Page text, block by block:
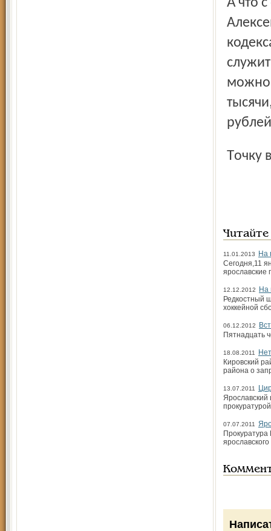
можно
11.01.2013
На
Сегодня,11
ярославские
12.12.2012
На
Редкостный
хоккейной
06.12.2012
Пятнадцать
18.08.2011
Кировский
района о
13.07.2011
Ярославский
07.07.2011
Прокуратура